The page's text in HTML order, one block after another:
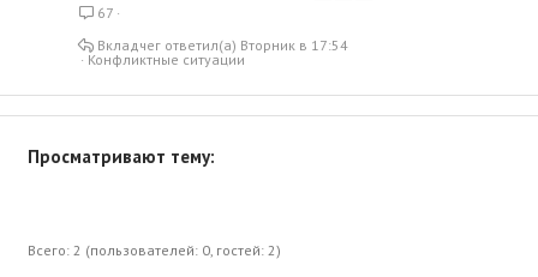
67
Конфликтные ситуации
Вторник в 17:54
Вкладчег
Просматривают тему:
Всего: 2 (пользователей: 0, гостей: 2)